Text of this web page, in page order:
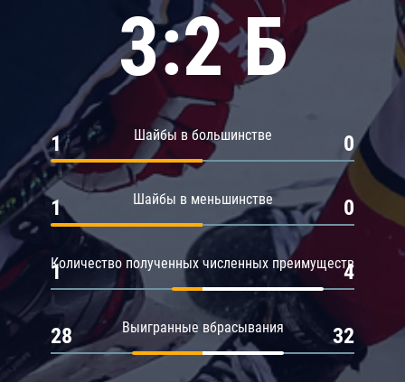
3:2 Б
Шайбы в большинстве
1 0
Шайбы в меньшинстве
1 0
Количество полученных численных преимуществ
1 4
Выигранные вбрасывания
28 32